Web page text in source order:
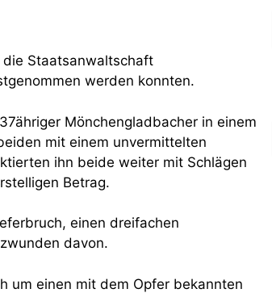
Staatsanwaltschaft
werden konnten.
Mönchengladbacher in einem
mit einem unvermittelten
ihn beide weiter mit Schlägen
Betrag.
einen dreifachen
davon.
um einen mit dem Opfer bekannten